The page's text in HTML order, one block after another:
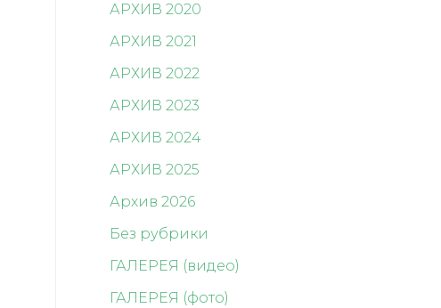
АРХИВ 2020
АРХИВ 2021
АРХИВ 2022
АРХИВ 2023
АРХИВ 2024
АРХИВ 2025
Архив 2026
Без рубрики
ГАЛЕРЕЯ (видео)
ГАЛЕРЕЯ (фото)